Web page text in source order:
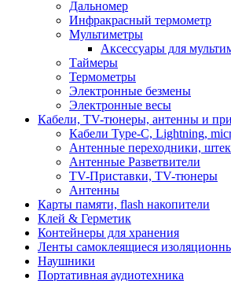
Дальномер
Инфракрасный термометр
Мультиметры
Аксессуары для
Таймеры
Термометры
Электронные безмены
Электронные весы
Кабели, TV-тюнеры, антенны и
Кабели Type-C, Lightning,
Антенные переходники,
Антенные Разветвители
TV-Приставки, TV-тюнеры
Антенны
Карты памяти, flash накопители
Клей & Герметик
Контейнеры для хранения
Ленты самоклеящиеся
Наушники
Портативная аудиотехника